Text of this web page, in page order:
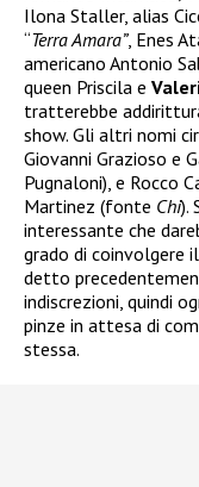
Ilona Staller, alias
“Terra Amara”, Enes
americano Antonio
queen Priscila e
tratterebbe
show. Gli altri nomi
Giovanni Grazioso e
Pugnaloni), e Rocco
Martinez (fonte Chi).
interessante che
grado di coinvolgere
detto
indiscrezioni, quindi
pinze in attesa di
stessa.